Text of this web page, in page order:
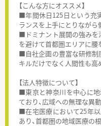
【こんな方にオススメ】
■年間休日125日という充
ランスを上手にとりながら
■ドミナント展開の強みを
を避けて首都圏エリアに腰
■自社企画の豊富な研修制
キルだけでなく人間性も高
【法人特徴について】
■東京と神奈川を中心に
ており、広域への無理な異
■在宅医療において25年
あり、首都圏の地域医療の